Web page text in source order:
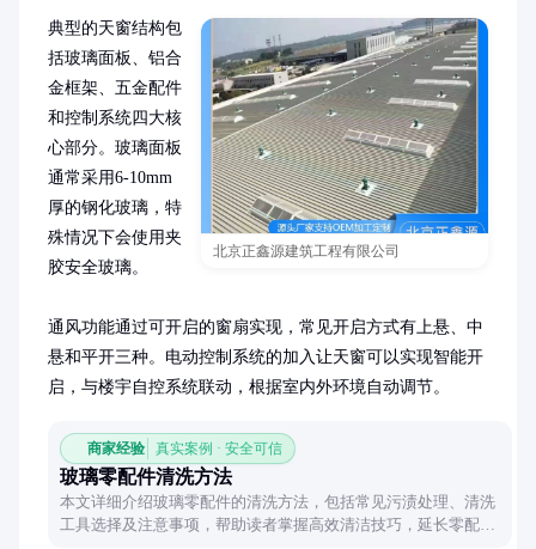
北京正鑫源建筑工程有限公司
典型的天窗结构包
括玻璃面板、铝合
金框架、五金配件
和控制系统四大核
心部分。玻璃面板
通常采用6-10mm
厚的钢化玻璃，特
殊情况下会使用夹
胶安全玻璃。
通风功能通过可开启的窗扇实现，常见开启方式有上悬、中
悬和平开三种。电动控制系统的加入让天窗可以实现智能开
启，与楼宇自控系统联动，根据室内外环境自动调节。
商家经验 真实案例 · 安全可信
玻璃零配件清洗方法
本文详细介绍玻璃零配件的清洗方法，包括常见污渍处理、清洗
工具选择及注意事项，帮助读者掌握高效清洁技巧，延长零配件